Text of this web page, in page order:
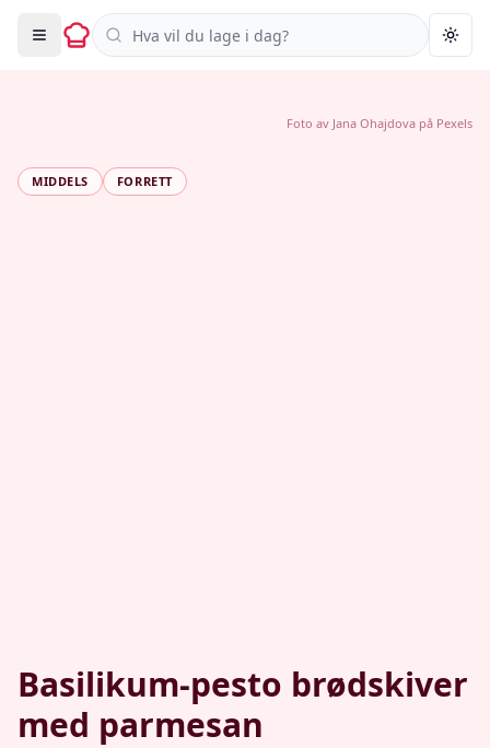
Søk i oppskrifter
MIDDELS FORRETT
Basilikum-pesto brødskiver
med parmesan
Foto av Jana Ohajdova på Pexels